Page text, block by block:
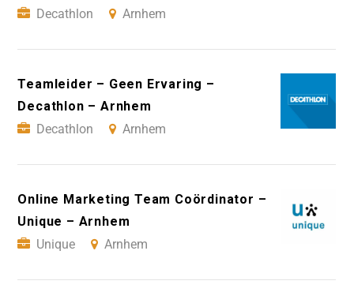
Decathlon
Arnhem
Teamleider – Geen Ervaring –
Decathlon – Arnhem
Decathlon
Arnhem
Online Marketing Team Coördinator –
Unique – Arnhem
Unique
Arnhem